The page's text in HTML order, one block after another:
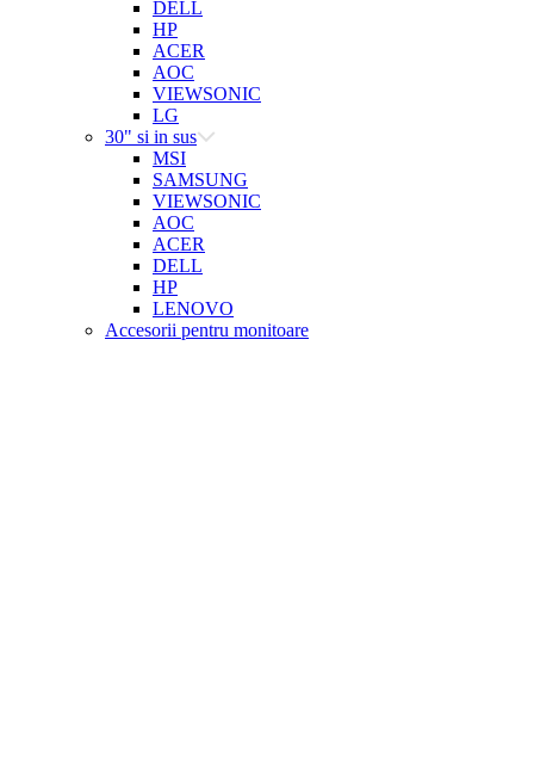
DELL
HP
ACER
AOC
VIEWSONIC
LG
30" si in sus
MSI
SAMSUNG
VIEWSONIC
AOC
ACER
DELL
HP
LENOVO
Accesorii pentru monitoare